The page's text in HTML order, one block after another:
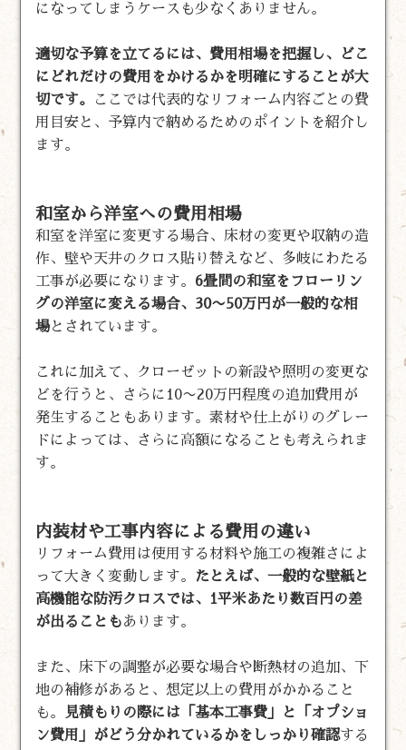
になってしまうケースも少なくありません。
適切な予算を立てるには、費用相場を把握し、どこ
にどれだけの費用をかけるかを明確にすることが大
切です。
ここでは代表的なリフォーム内容ごとの費
用目安と、予算内で納めるためのポイントを紹介し
ます。
和室から洋室への費用相場
和室を洋室に変更する場合、床材の変更や収納の造
作、壁や天井のクロス貼り替えなど、多岐にわたる
工事が必要になります。 6畳間の和室をフローリン
グの洋室に変える場合、30〜50万円が一般的な相
場とされています。
これに加えて、クローゼットの新設や照明の変更な
どを行うと、さらに10〜20万円程度の追加費用が
発生することもあります。素材や仕上がりのグレー
ドによっては、さらに高額になることも考えられま
す。
内装材や工事内容による費用の違い
リフォーム費用は使用する材料や施工の複雑さによ
って大きく変動します。 たとえば、一般的な壁紙と
高機能な防汚クロスでは、1平米あたり数百円の差
が出ることもあります。
また、床下の調整が必要な場合や断熱材の追加、下
地の補修があると、想定以上の費用がかかること
も。
見積もりの際には「基本工事費」と「オプショ
ン費用」がどう分かれているかをしっかり確認する